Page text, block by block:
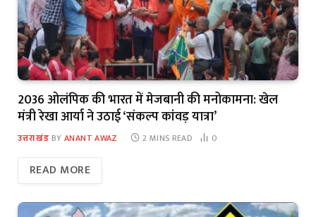
2036 ओलंपिक की भारत में मेजबानी की मनोकामना: खेल
मंत्री रेखा आर्या ने उठाई ‘संकल्प कांवड़ यात्रा’
उत्तराखंड BY ANANT AWAZ 2 MINS READ 0
READ MORE